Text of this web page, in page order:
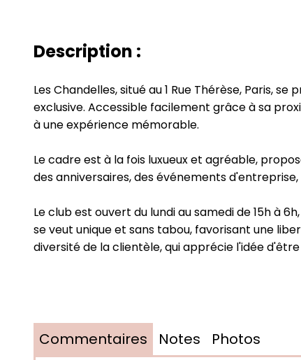
Description :
Les Chandelles, situé au 1 Rue Thérèse, Paris,
exclusive. Accessible facilement grâce à sa
à une expérience mémorable.
Le cadre est à la fois luxueux et agréable,
des anniversaires, des événements
Le club est ouvert du lundi au samedi de 15h à
se veut unique et sans tabou, favorisant une
diversité de la clientèle, qui apprécie l'idée
Commentaires Notes Photos